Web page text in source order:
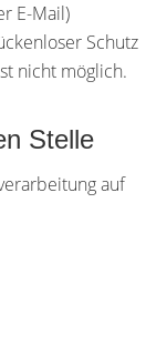
E-Mail)
Schutz
nicht möglich.
Stelle
auf